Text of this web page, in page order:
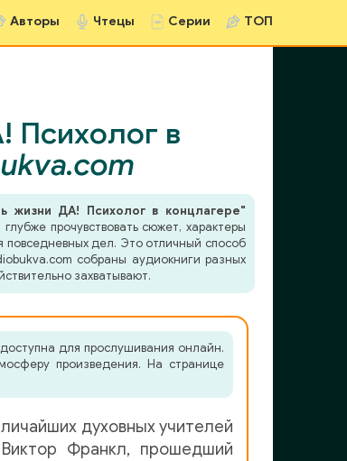
Авторы Чтецы Серии ТОП
Психолог в
жизни ДА! Психолог в концлагере"
прочувствовать сюжет, характеры
повседневных дел. Это отличный способ
собраны аудиокниги разных
захватывают.
для прослушивания онлайн.
произведения. На странице
духовных учителей
Франкл, прошедший